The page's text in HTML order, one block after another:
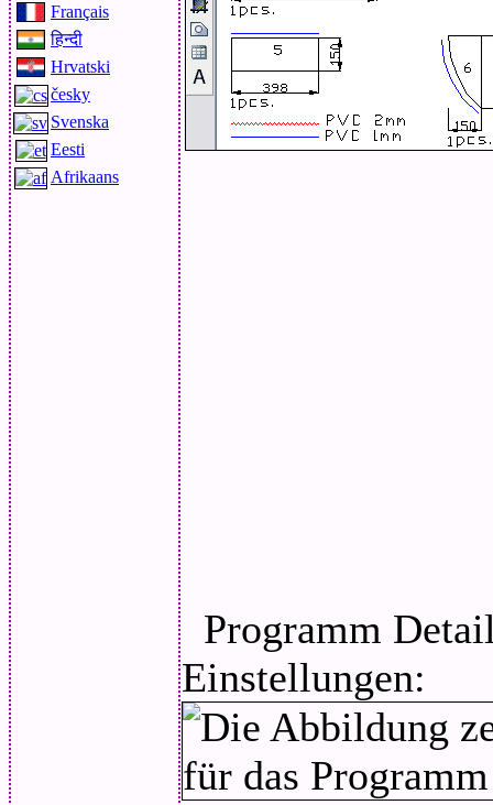
Français
हिन्दी
Hrvatski
česky
Svenska
Eesti
Afrikaans
Programm
Einstellungen: